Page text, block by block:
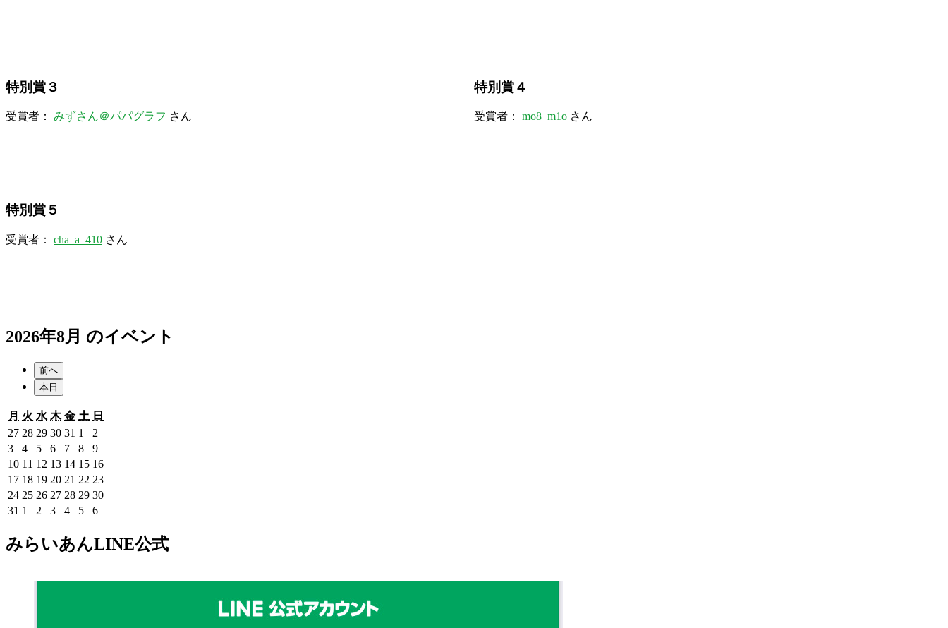
特別賞３
受賞者： みずさん＠パパグラフ さん
特別賞４
受賞者： mo8_m1o さん
特別賞５
受賞者： cha_a_410 さん
2026年8月 のイベント
前へ
本日
月 月
曜
日
火 火
曜
日
水 水
曜
日
木木
曜
日
金金
曜
日
土 土
曜
日
日
272026
年
7
月
27
日
282026
年
7
月
28
日
292026
年
7
月
29
日
302026
年
7
月
30
日
31 2026
年
7
月
31
日
1
2026
年
8
月
1
日
2
年
8
月
2
日
32026
年
8
月
3
日
42026
年
8
月
4
日
52026
年
8
月
5
日
62026
年
8
月
6
日
72026
年
8
月
7
日
82026
年
8
月
8
日
92026
年
8
月
9
日
102026
年
8
月
10
11 2026
年
8
月
11
12 2026
年
8
月
12
132026
年
8
月
13
142026
年
8
月
14
152026
年
8
月
15
162026
8
172026
年
8
17
日
182026
年
8
日
192026
年
8
日
202026
年
20
日
21 2026
年
8
21
日
22 2026
年
8
日
232026
年
日
242026
年
月
24
252026
年
月
25
262026
年
26
272026
年
月
27
282026
年
月
28
292026
年
29
302026
30
31 2026
月
1
2026
9
月
日
2 2026
9
月
日
32026
月
日
42026
9
月
日
52026
9
月
日
62026
9
月
日
みらいあんLINE公式